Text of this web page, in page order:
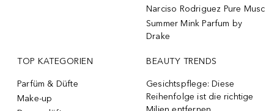
Narciso Rodriguez Pure Musc
Summer Mink Parfum by
Drake
TOP KATEGORIEN
Parfüm & Düfte
Make-up
BEAUTY TRENDS
Gesichtspflege: Diese
Reihenfolge ist die richtige